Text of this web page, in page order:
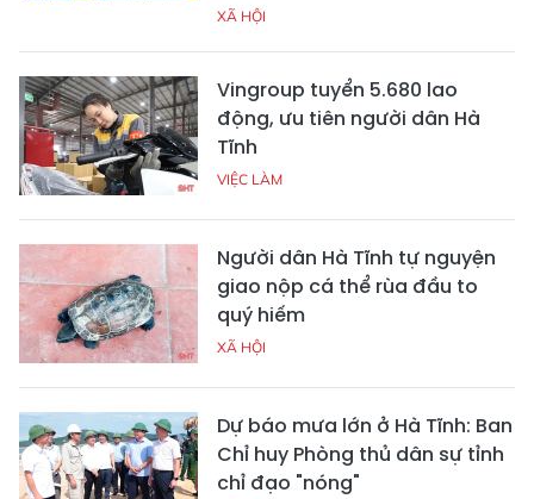
XÃ HỘI
Vingroup tuyển 5.680 lao
động, ưu tiên người dân Hà
Tĩnh
VIỆC LÀM
Người dân Hà Tĩnh tự nguyện
giao nộp cá thể rùa đầu to
quý hiếm
XÃ HỘI
Dự báo mưa lớn ở Hà Tĩnh: Ban
Chỉ huy Phòng thủ dân sự tỉnh
chỉ đạo "nóng"